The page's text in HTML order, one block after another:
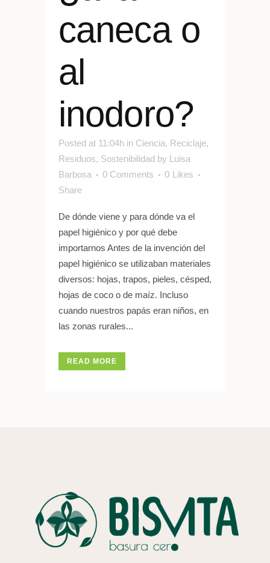
caneca o
al
inodoro?
Posted at 11:04h in Ciencia, Reciclaje,
Residuos, Sostenibilidad by Luisa
Barbosa
0 Comments 0 Likes
Share
De dónde viene y para dónde va el
papel higiénico y por qué debe
importarnos Antes de la invención del
papel higiénico se utilizaban materiales
diversos: hojas, trapos, pieles, césped,
hojas de coco o de maíz. Incluso
cuando nuestros papás eran niños, en
las zonas rurales...
READ MORE